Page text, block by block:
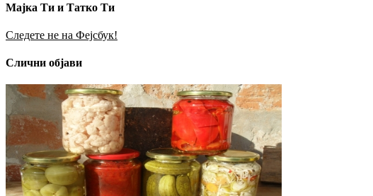
Мајка Ти и Татко Ти
Следете не на Фејсбук!
Слични објави